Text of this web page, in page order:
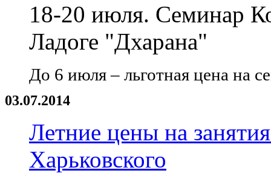
18-20 июля. Семинар
Ладоге "Дхарана"
До 6 июля – льготная цена на
03.07.2014
Летние цены на
Харьковского